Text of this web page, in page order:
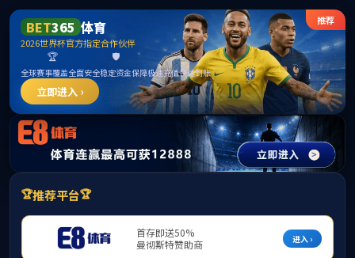
yl7703永利(中国集团)有限公司
提示：访问地址无效，3293/http:找不到对应的栏目！